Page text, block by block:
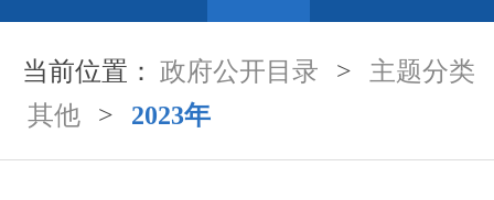
当前位置： 政府公开目录 > 主题分类
其他
> 2023年